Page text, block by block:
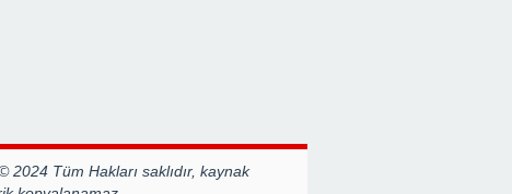
2024 Tüm Hakları saklıdır, kaynak